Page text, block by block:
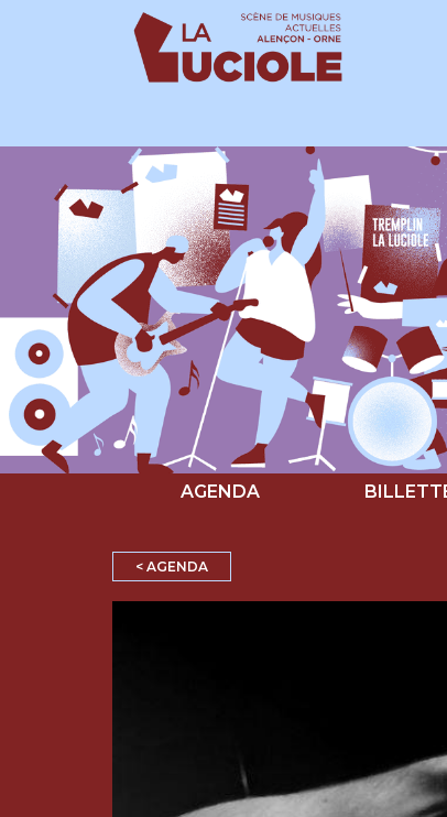
AGENDA
< AGENDA
Panneau de gestion des cookies